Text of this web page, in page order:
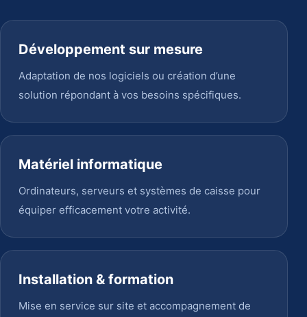
Développement sur mesure
Adaptation de nos logiciels ou création d’une
solution répondant à vos besoins spécifiques.
Matériel informatique
Ordinateurs, serveurs et systèmes de caisse pour
équiper efficacement votre activité.
Installation & formation
Mise en service sur site et accompagnement de